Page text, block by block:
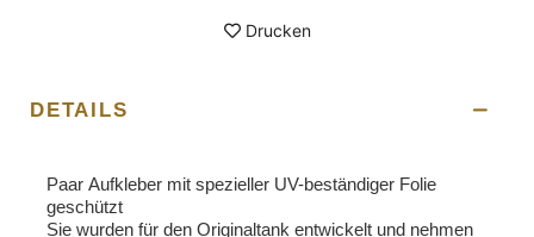
Drucken
DETAILS
Paar Aufkleber mit spezieller UV-beständiger Folie
geschützt
Sie wurden für den Originaltank entwickelt und nehmen